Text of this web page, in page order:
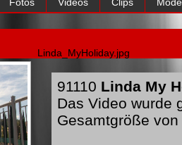
Linda_MyHoliday.jpg
91110 Linda My
Das Video wurde
Gesamtgröße